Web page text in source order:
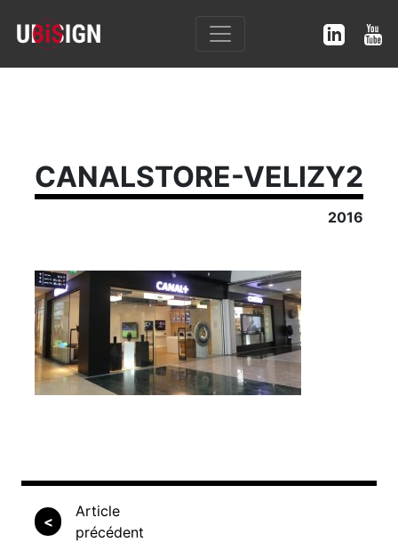
CANALSTORE-VELIZY2
2016
<
Article
précédent